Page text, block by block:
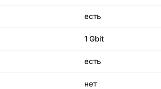
есть
1 Gbit
есть
нет